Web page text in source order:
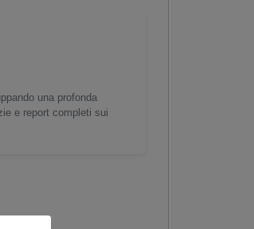
una profonda
e report completi sui